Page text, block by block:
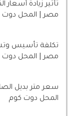
تأثير زيادة
مصر | المحل دوت
مصر | المحل دوت
المحل دوت كوم